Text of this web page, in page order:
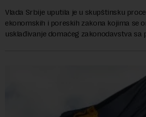
Vlada Srbije uputila je u skupštinsku
ekonomskih i poreskih zakona kojima se
usklađivanje domaćeg zakonodavstva sa